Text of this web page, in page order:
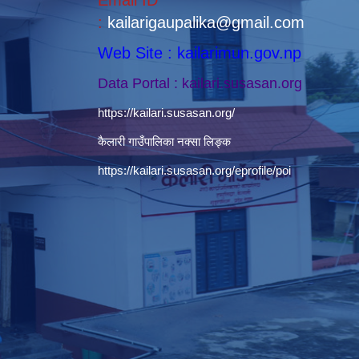
: kailarigaupalika@gmail.com
Web Site : kailarimun.gov.np
Data Portal : kailari.susasan.org
https://kailari.susasan.org/
कैलारी गाउँपालिका नक्सा लिङ्क
https://kailari.susasan.org/eprofile/poi